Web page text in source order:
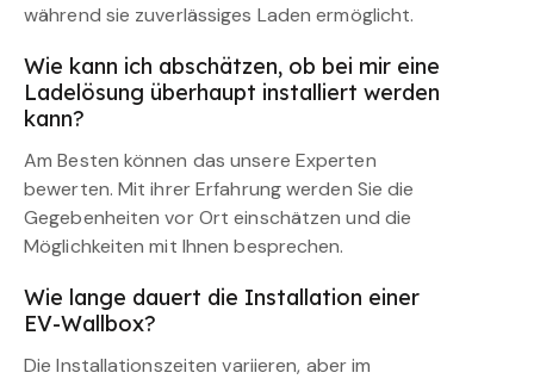
während sie zuverlässiges Laden ermöglicht.
Wie kann ich abschätzen, ob bei mir eine
Ladelösung überhaupt installiert werden
kann?
Am Besten können das unsere Experten
bewerten. Mit ihrer Erfahrung werden Sie die
Gegebenheiten vor Ort einschätzen und die
Möglichkeiten mit Ihnen besprechen.
Wie lange dauert die Installation einer
EV-Wallbox?
Die Installationszeiten variieren, aber im